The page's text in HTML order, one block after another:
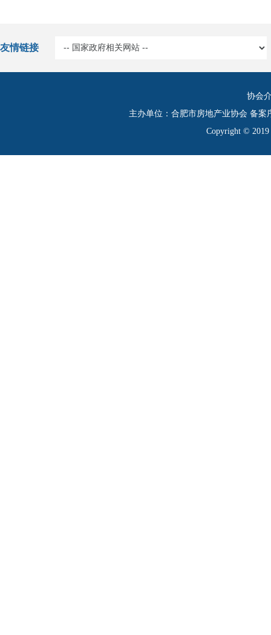
友情链接
协会
主办单位：合肥市房地产业协会 备案
Copyright ©